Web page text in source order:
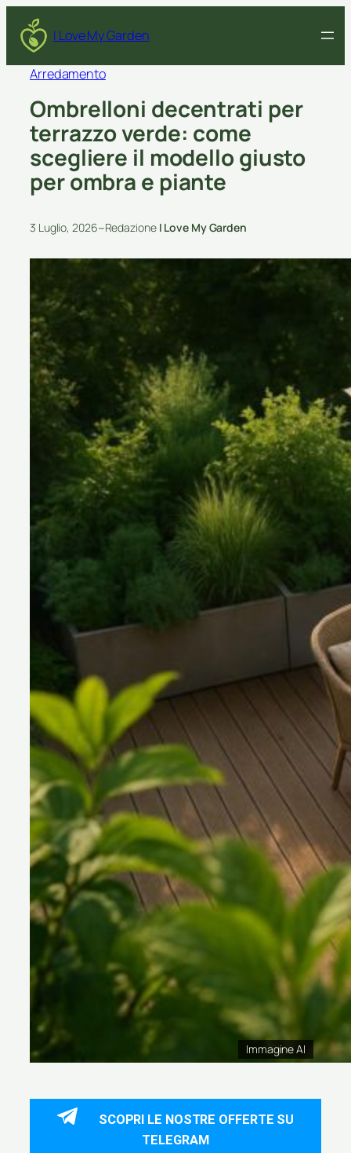
I Love My Garden
Arredamento
Ombrelloni decentrati per
terrazzo verde: come
scegliere il modello giusto
per ombra e piante
3 Luglio, 2026–Redazione I Love My Garden
Immagine AI
SCOPRI LE NOSTRE OFFERTE SU
TELEGRAM